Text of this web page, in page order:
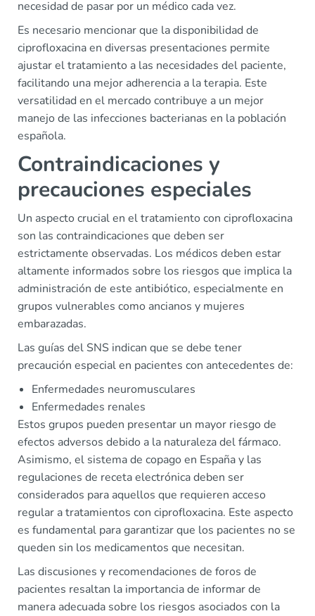
necesidad de pasar por un médico cada vez.
Es necesario mencionar que la disponibilidad de
ciprofloxacina en diversas presentaciones permite
ajustar el tratamiento a las necesidades del paciente,
facilitando una mejor adherencia a la terapia. Este
versatilidad en el mercado contribuye a un mejor
manejo de las infecciones bacterianas en la población
española.
Contraindicaciones y
precauciones especiales
Un aspecto crucial en el tratamiento con ciprofloxacina
son las contraindicaciones que deben ser
estrictamente observadas. Los médicos deben estar
altamente informados sobre los riesgos que implica la
administración de este antibiótico, especialmente en
grupos vulnerables como ancianos y mujeres
embarazadas.
Las guías del SNS indican que se debe tener
precaución especial en pacientes con antecedentes de:
Enfermedades neuromusculares
Enfermedades renales
Estos grupos pueden presentar un mayor riesgo de
efectos adversos debido a la naturaleza del fármaco.
Asimismo, el sistema de copago en España y las
regulaciones de receta electrónica deben ser
considerados para aquellos que requieren acceso
regular a tratamientos con ciprofloxacina. Este aspecto
es fundamental para garantizar que los pacientes no se
queden sin los medicamentos que necesitan.
Las discusiones y recomendaciones de foros de
pacientes resaltan la importancia de informar de
manera adecuada sobre los riesgos asociados con la